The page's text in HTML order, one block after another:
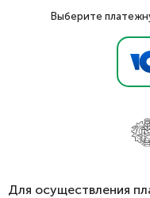
Выберите
Для осуществления